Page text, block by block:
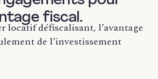
fiscal.
locatif défiscalisant, l’avantage
de l’investissement